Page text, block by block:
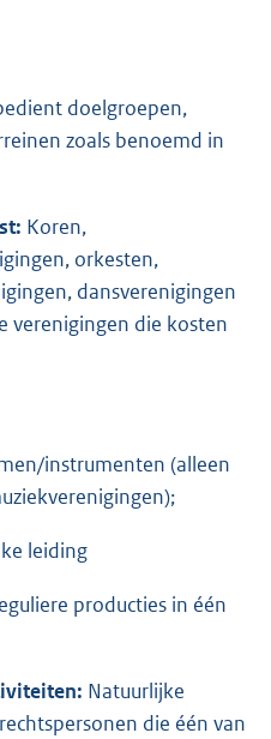
doelgroepen,
zoals benoemd in
Koren,
orkesten,
dansverenigingen
verenigingen die kosten
instrumenten (alleen
leiding
producties in één
Natuurlijke
die één van